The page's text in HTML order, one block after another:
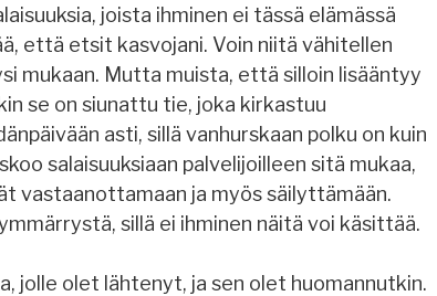
joista ihminen ei tässä elämässä
että etsit kasvojani. Voin niitä vähitellen
mukaan. Mutta muista, että silloin lisääntyy
se on siunattu tie, joka kirkastuu
asti, sillä vanhurskaan polku on kuin
salaisuuksiaan palvelijoilleen sitä mukaa,
vastaanottamaan ja myös säilyttämään.
sillä ei ihminen näitä voi käsittää.
jolle olet lähtenyt, ja sen olet huomannutkin.